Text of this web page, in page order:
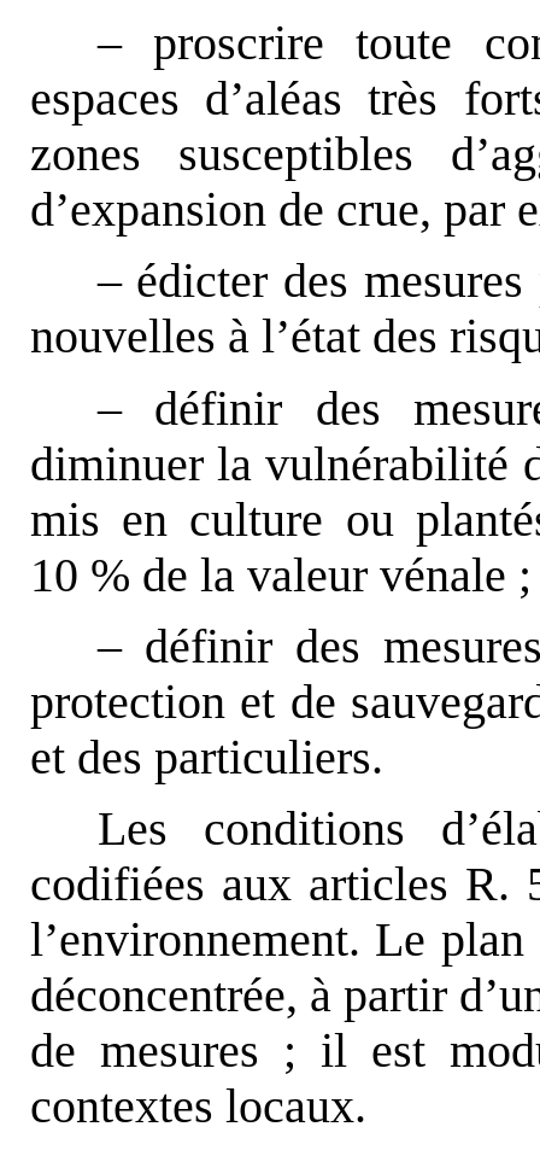
– proscrire toute
espaces d’aléas très
zones susceptibles
d’expansion de crue, par
– édicter des
nouvelles à l’état des
– définir des
diminuer la vulnérabilité
mis en culture ou
10 % de la valeur vénale ;
– définir des
protection et de
et des particuliers.
Les conditions
codifiées aux articles R.
l’environnement. Le
déconcentrée, à partir
de mesures ; il est
contextes locaux.